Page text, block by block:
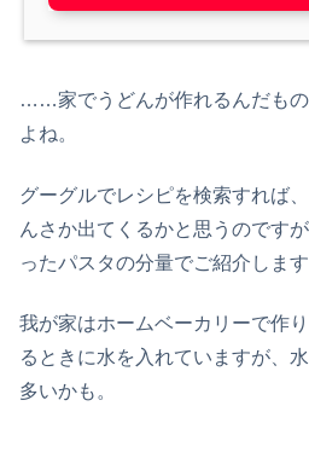
……家でうどんが作れるんだも
よね。
グーグルでレシピを検索すれば
んさか出てくるかと思うのです
ったパスタの分量でご紹介します
我が家はホームベーカリーで作
るときに水を入れていますが、
多いかも。